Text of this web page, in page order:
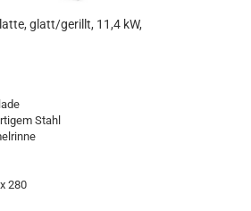
glatt/gerillt, 11,4 kW,
Stahl
280